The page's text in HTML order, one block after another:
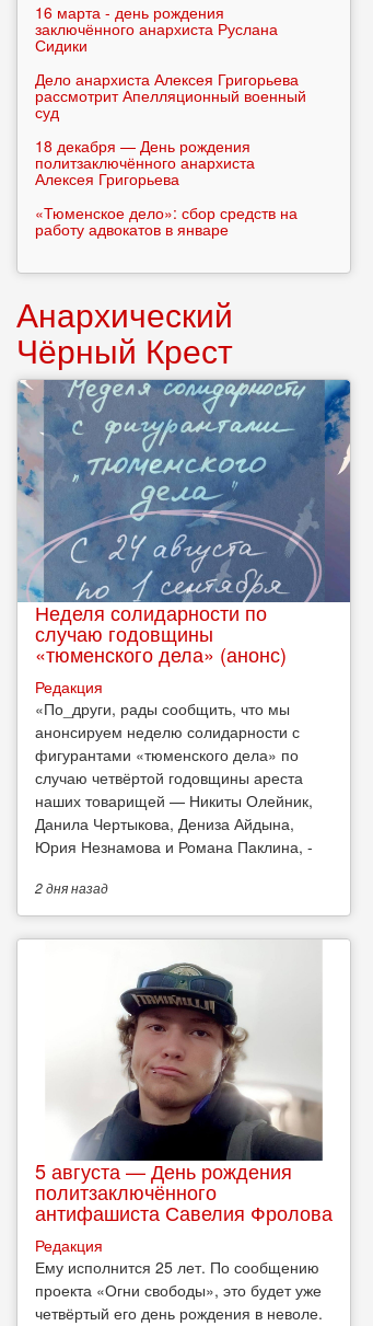
16 марта - день рождения
заключённого анархиста Руслана
Сидики
Дело анархиста Алексея Григорьева
рассмотрит Апелляционный военный
суд
18 декабря — День рождения
политзаключённого анархиста
Алексея Григорьева
«Тюменское дело»: сбор средств на
работу адвокатов в январе
Анархический
Чёрный Крест
Неделя солидарности по
случаю годовщины
«тюменского дела» (анонс)
Редакция
​«По_други, рады сообщить, что мы
анонсируем неделю солидарности с
фигурантами «тюменского дела» по
случаю четвёртой годовщины ареста
наших товарищей — Никиты Олейник,
Данила Чертыкова, Дениза Айдына,
Юрия Незнамова и Романа Паклина, -
2 дняназад
5 августа — День рождения
политзаключённого
антифашиста Савелия Фролова
Редакция
Ему исполнится 25 лет. По сообщению
проекта «Огни свободы», это будет уже
четвёртый его день рождения в неволе.